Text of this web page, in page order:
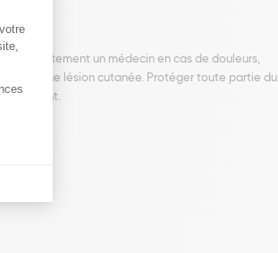
un médecin en cas de douleurs,
une lésion cutanée. Protéger toute partie du
patient.